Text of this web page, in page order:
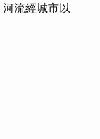
河流經城市以